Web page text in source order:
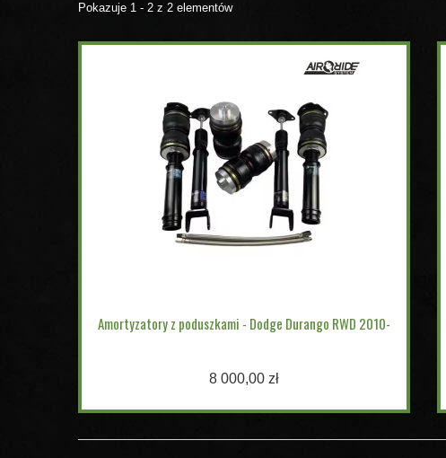
Pokazuje 1 - 2 z 2 elementów
Amortyzatory z poduszkami - Dodge Durango RWD 2010-
8 000,00 zł